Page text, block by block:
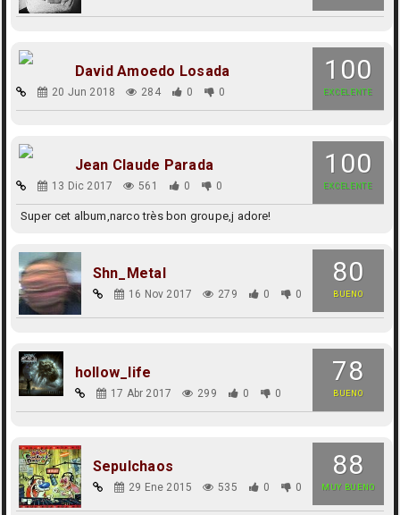
100
EXCELENTE
David Amoedo Losada
20 Jun 2018 284 0 0
100
EXCELENTE
Jean Claude Parada
13 Dic 2017 561 0 0
Super cet album,narco très bon groupe,j adore!
80
BUENO
Shn_Metal
16 Nov 2017 279 0 0
78
BUENO
hollow_life
17 Abr 2017 299 0 0
88
MUY BUENO
Sepulchaos
29 Ene 2015 535 0 0